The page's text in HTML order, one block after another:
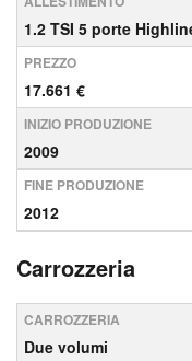
1.2 TSI 5 porte
PREZZO
17.661 €
INIZIO PRODUZIONE
2009
FINE PRODUZIONE
2012
Carrozzeria
CARROZZERIA
Due volumi